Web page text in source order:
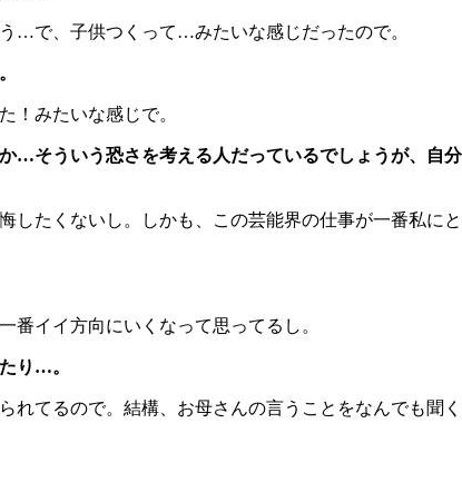
…で、子供つくって…みたいな感じだったので。
みたいな感じで。
…そういう恐さを考える人だっているでしょうが、自分
たくないし。しかも、この芸能界の仕事が一番私にと
イイ方向にいくなって思ってるし。
り…。
てるので。結構、お母さんの言うことをなんでも聞く